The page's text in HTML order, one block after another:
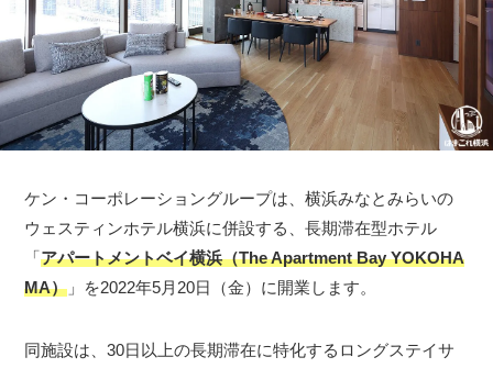
ケン・コーポレーショングループは、横浜みなとみらいの
ウェスティンホテル横浜に併設する、長期滞在型ホテル
「アパートメントベイ横浜（The Apartment Bay YOKOHA
MA） 」を2022年5月20日（金）に開業します。
同施設は、30日以上の長期滞在に特化するロングステイサ